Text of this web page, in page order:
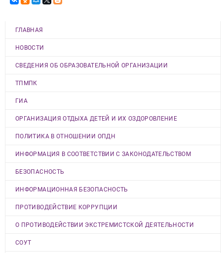
ГЛАВНАЯ
НОВОСТИ
СВЕДЕНИЯ ОБ ОБРАЗОВАТЕЛЬНОЙ ОРГАНИЗАЦИИ
ТПМПК
ГИА
ОРГАНИЗАЦИЯ ОТДЫХА ДЕТЕЙ И ИХ ОЗДОРОВЛЕНИЕ
ПОЛИТИКА В ОТНОШЕНИИ ОПДН
ИНФОРМАЦИЯ В СООТВЕТСТВИИ С ЗАКОНОДАТЕЛЬСТВОМ
БЕЗОПАСНОСТЬ
ИНФОРМАЦИОННАЯ БЕЗОПАСНОСТЬ
ПРОТИВОДЕЙСТВИЕ КОРРУПЦИИ
О ПРОТИВОДЕЙСТВИИ ЭКСТРЕМИСТСКОЙ ДЕЯТЕЛЬНОСТИ
СОУТ